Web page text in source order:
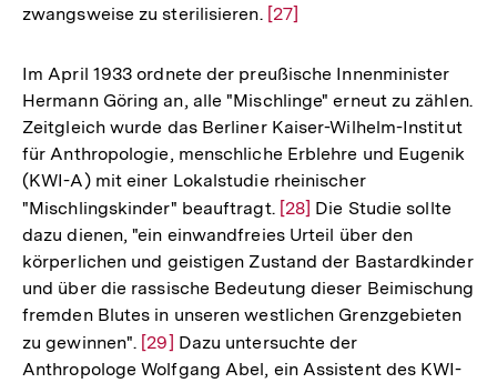
zwangsweise zu sterilisieren. Zur
der
Fußnote
[27]
Im April 1933 ordnete der preußische Innenminister
Hermann Göring an, alle "Mischlinge" erneut zu zählen.
Zeitgleich wurde das Berliner Kaiser-Wilhelm-Institut
für Anthropologie, menschliche Erblehre und Eugenik
(KWI-A) mit einer Lokalstudie rheinischer
"Mischlingskinder" beauftragt. Zur
Auflösung
der
Fußnote
[28] Die Studie sollte
dazu dienen, "ein einwandfreies Urteil über den
körperlichen und geistigen Zustand der Bastardkinder
und über die rassische Bedeutung dieser Beimischung
fremden Blutes in unseren westlichen Grenzgebieten
zu gewinnen". Zur
Auflösung
[29] Dazu untersuchte der
Anthropologe Wolfgang Abel, ein Assistent des KWI-